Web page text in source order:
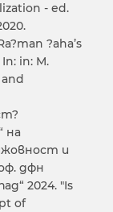
- ed.
?aha’s
in: M.
на
и
дфн
2024. "Is
of